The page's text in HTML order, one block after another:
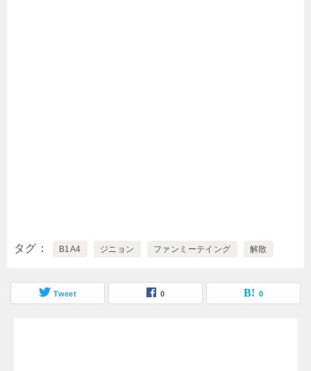
タグ B1A4 ジニョン ファンミーテイング 解散
Tweet 0 0